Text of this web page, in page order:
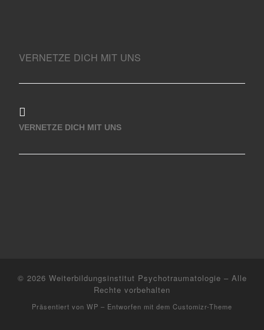
VERNETZE DICH MIT UNS
VERNETZE DICH MIT UNS
© 2026 Weiterbildungsinstitut Psychotraumatologie – Alle
Rechte vorbehalten
Präsentiert von WP – Entworfen mit dem Customizr-Theme